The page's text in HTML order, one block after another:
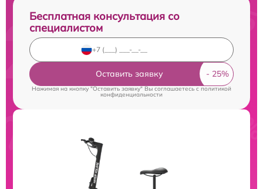
Бесплатная консультация со
специалистом
Оставить заявку
Нажимая на кнопку "Оставить заявку" Вы соглашаетесь cполитикой
конфиденциальности